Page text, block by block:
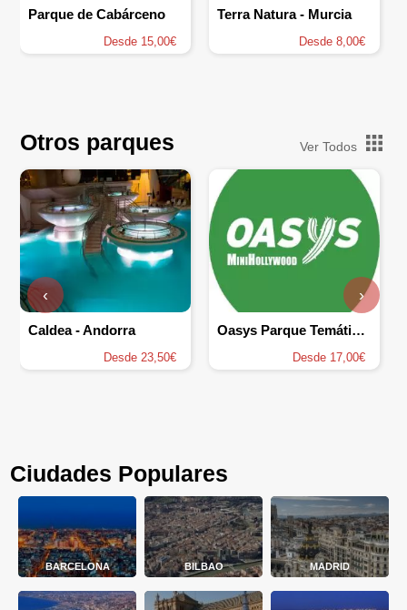
Parque de Cabárceno
Desde 15,00€
Terra Natura - Murcia
Desde 8,00€
Otros parques Ver Todos
Caldea - Andorra
Desde 23,50€
Oasys Parque Temático - Mini Hollywood
Desde 17,00€
‹ ›
Ciudades Populares
BARCELONA BILBAO MADRID